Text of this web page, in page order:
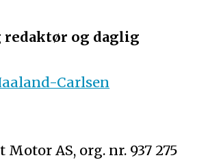
redaktør og daglig
Carlsen
AS, org. nr. 937 275